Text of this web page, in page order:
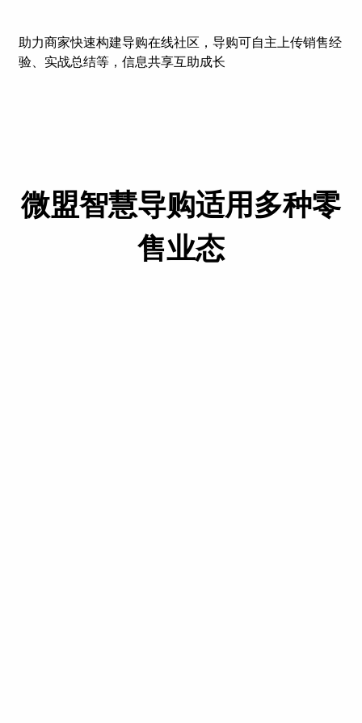
助力商家快速构建导购在线社区，导购可自主上传销售经
验、实战总结等，信息共享互助成长
微盟智慧导购适用多种零
售业态